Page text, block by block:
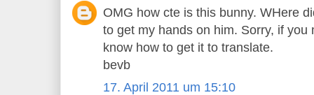
OMG how cte is this bunny. WHere
to get my hands on him. Sorry, if you
know how to get it to translate.
bevb
17. April 2011 um 15:10